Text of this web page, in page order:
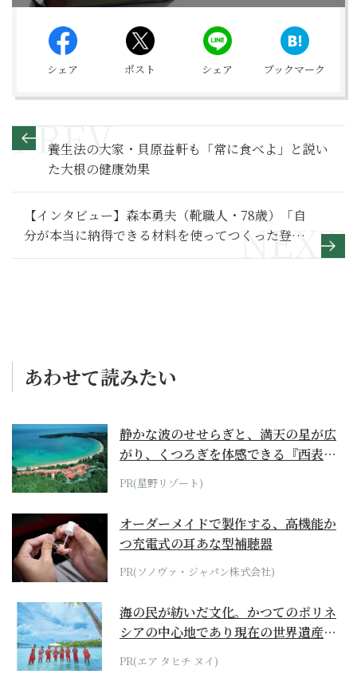
シェア ポスト シェア ブックマーク
養生法の大家・貝原益軒も「常に食べよ」と説い
た大根の健康効果
【インタビュー】森本勇夫（靴職人・78歳）「自
分が本当に納得できる材料を使ってつくった登山
靴を客に手渡したい」
あわせて読みたい
静かな波のせせらぎと、満天の星が広
がり、くつろぎを体感できる『西表島
ホテル by...
PR(星野リゾート)
オーダーメイドで製作する、高機能か
つ充電式の耳あな型補聴器
PR(ソノヴァ・ジャパン株式会社)
海の民が紡いだ文化。かつてのポリネ
シアの中心地であり現在の世界遺産か
らみえてくる...
PR(エア タヒチ ヌイ)